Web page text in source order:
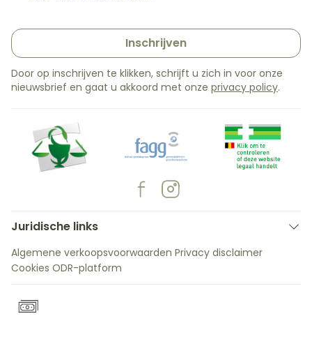
Inschrijven
Door op inschrijven te klikken, schrijft u zich in voor onze
nieuwsbrief en gaat u akkoord met onze privacy policy.
Juridische links
Algemene verkoopsvoorwaarden Privacy disclaimer
Cookies ODR-platform